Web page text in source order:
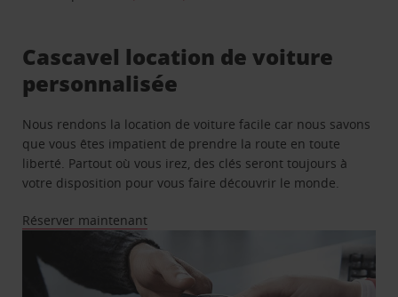
Cascavel location de voiture
personnalisée
Nous rendons la location de voiture facile car nous savons
que vous êtes impatient de prendre la route en toute
liberté. Partout où vous irez, des clés seront toujours à
votre disposition pour vous faire découvrir le monde.
Réserver maintenant